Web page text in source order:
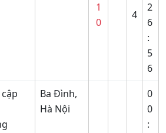
1
0
4
2
6
:
5
6
Ba Đình,
Hà Nội
0
0
: